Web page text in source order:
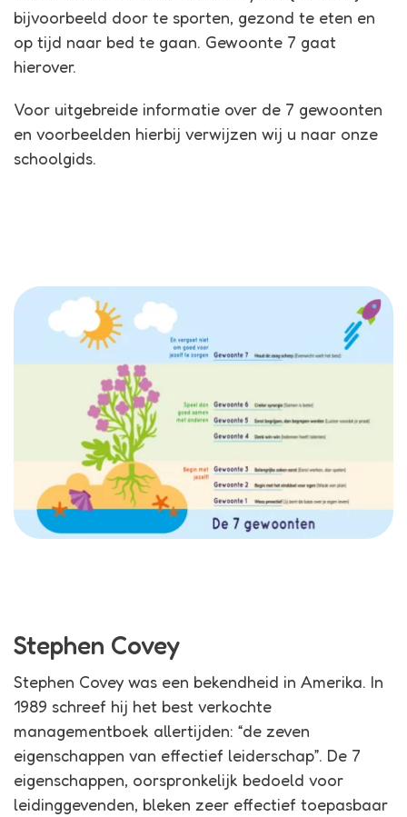
bijvoorbeeld door te sporten, gezond te eten en
op tijd naar bed te gaan. Gewoonte 7 gaat
hierover.
Voor uitgebreide informatie over de 7 gewoonten
en voorbeelden hierbij verwijzen wij u naar onze
schoolgids.
Stephen Covey
Stephen Covey was een bekendheid in Amerika. In
1989 schreef hij het best verkochte
managementboek allertijden: “de zeven
eigenschappen van effectief leiderschap”. De 7
eigenschappen, oorspronkelijk bedoeld voor
leidinggevenden, bleken zeer effectief toepasbaar